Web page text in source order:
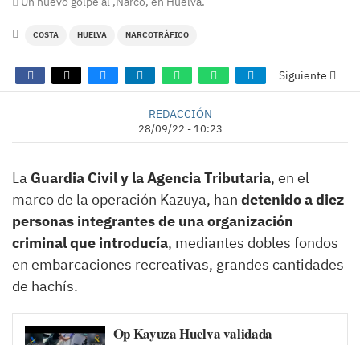
COSTA HUELVA NARCOTRÁFICO
Siguiente
REDACCIÓN
28/09/22 - 10:23
La Guardia Civil y la Agencia Tributaria, en el
marco de la operación Kazuya, han detenido a diez
personas integrantes de una organización
criminal que introducía, mediantes dobles fondos
en embarcaciones recreativas, grandes cantidades
de hachís.
Op Kayuza Huelva validada